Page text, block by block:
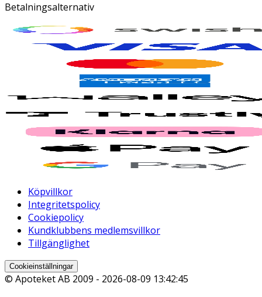
Betalningsalternativ
Köpvillkor
Integritetspolicy
Cookiepolicy
Kundklubbens medlemsvillkor
Tillgänglighet
Cookieinställningar
© Apoteket AB 2009 - 2026-08-09 13:42:45